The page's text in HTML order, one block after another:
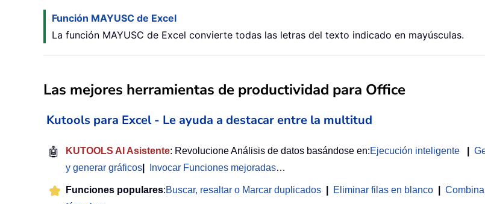
Función MAYUSC de Excel
La función MAYUSC de Excel convierte todas las letras del texto indicado en mayúsculas.
Las mejores herramientas de productividad para Office
Kutools para Excel - Le ayuda a destacar entre la multitud
🤖 KUTOOLS AI Asistente: Revolucione Análisis de datos basándose en:Ejecución inteligente
y generar gráficos
Invocar Funciones mejoradas…
Funciones populares:Buscar, resaltar o Marcar duplicados Eliminar filas en blanco